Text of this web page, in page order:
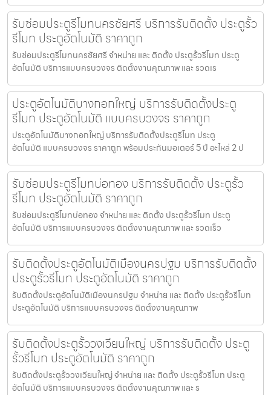
รับซ่อมประตูรีโมทนครชัยศรี บริการรับติดตั้ง ประตูรั้ว
รีโมท ประตูอัตโนมัติ ราคาถูก
รับซ่อมประตูรีโมทนครชัยศรี จำหน่าย และ ติดตั้ง ประตูรั้วรีโมท ประตู
อัตโนมัติ บริการแบบครบวงจร ติดตั้งงานคุณภาพ และ รวดเร
ประตูอัตโนมัติบางกอกใหญ่ บริการรับติดตั้งประตู
รีโมท ประตูอัตโนมัติ แบบครบวงจร ราคาถูก
ประตูอัตโนมัติบางกอกใหญ่ บริการรับติดตั้งประตูรีโมท ประตู
อัตโนมัติ แบบครบวงจร ราคาถูก พร้อมประกันมอเตอร์ 5 ปี อะไหล่ 2 ป
รับซ่อมประตูรีโมทบ่อทอง บริการรับติดตั้ง ประตูรั้ว
รีโมท ประตูอัตโนมัติ ราคาถูก
รับซ่อมประตูรีโมทบ่อทอง จำหน่าย และ ติดตั้ง ประตูรั้วรีโมท ประตู
อัตโนมัติ บริการแบบครบวงจร ติดตั้งงานคุณภาพ และ รวดเร็ว
รับติดตั้งประตูอัตโนมัติเมืองนครปฐม บริการรับติดตั้ง
ประตูรั้วรีโมท ประตูอัตโนมัติ ราคาถูก
รับติดตั้งประตูอัตโนมัติเมืองนครปฐม จำหน่าย และ ติดตั้ง ประตูรั้วรีโมท
ประตูอัตโนมัติ บริการแบบครบวงจร ติดตั้งงานคุณภาพ
รับติดตั้งประตูรั้ววงเวียนใหญ่ บริการรับติดตั้ง ประตู
รั้วรีโมท ประตูอัตโนมัติ ราคาถูก
รับติดตั้งประตูรั้ววงเวียนใหญ่ จำหน่าย และ ติดตั้ง ประตูรั้วรีโมท ประตู
อัตโนมัติ บริการแบบครบวงจร ติดตั้งงานคุณภาพ และ ร